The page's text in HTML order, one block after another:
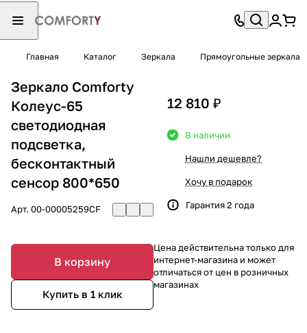
Главная Каталог Зеркала Прямоугольные зеркала
Зеркало Comforty
Колеус-65
светодиодная
подсветка,
бесконтактный
сенсор 800*650
Арт. 00-00005259CF
В корзину
Купить в 1 клик
12 810 ₽
В наличии
Нашли дешевле?
Хочу в подарок
Гарантия 2 года
Цена действительна только для
интернет-магазина и может
отличаться от цен в розничных
магазинах